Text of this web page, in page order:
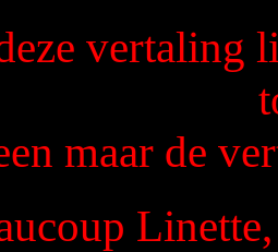
vertaling
maar de